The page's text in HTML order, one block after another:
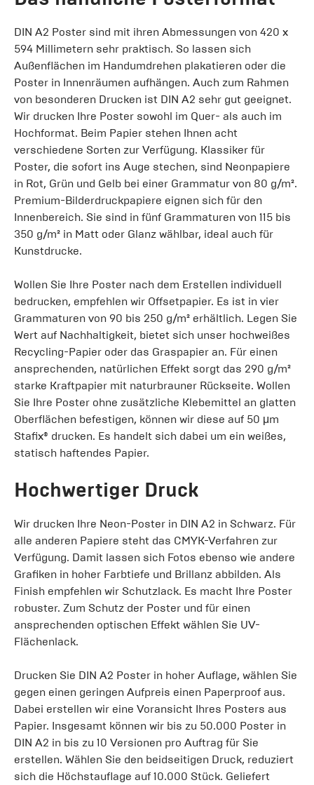
DIN A2 Poster sind mit ihren Abmessungen von 420 x
594 Millimetern sehr praktisch. So lassen sich
Außenflächen im Handumdrehen plakatieren oder die
Poster in Innenräumen aufhängen. Auch zum Rahmen
von besonderen Drucken ist DIN A2 sehr gut geeignet.
Wir drucken Ihre Poster sowohl im Quer- als auch im
Hochformat. Beim Papier stehen Ihnen acht
verschiedene Sorten zur Verfügung. Klassiker für
Poster, die sofort ins Auge stechen, sind Neonpapiere
in Rot, Grün und Gelb bei einer Grammatur von 80 g/m².
Premium-Bilderdruckpapiere eignen sich für den
Innenbereich. Sie sind in fünf Grammaturen von 115 bis
350 g/m² in Matt oder Glanz wählbar, ideal auch für
Kunstdrucke.
Wollen Sie Ihre Poster nach dem Erstellen individuell
bedrucken, empfehlen wir Offsetpapier. Es ist in vier
Grammaturen von 90 bis 250 g/m² erhältlich. Legen Sie
Wert auf Nachhaltigkeit, bietet sich unser hochweißes
Recycling-Papier oder das Graspapier an. Für einen
ansprechenden, natürlichen Effekt sorgt das 290 g/m²
starke Kraftpapier mit naturbrauner Rückseite. Wollen
Sie Ihre Poster ohne zusätzliche Klebemittel an glatten
Oberflächen befestigen, können wir diese auf 50 μm
Stafix® drucken. Es handelt sich dabei um ein weißes,
statisch haftendes Papier.
Hochwertiger Druck
Wir drucken Ihre Neon-Poster in DIN A2 in Schwarz. Für
alle anderen Papiere steht das CMYK-Verfahren zur
Verfügung. Damit lassen sich Fotos ebenso wie andere
Grafiken in hoher Farbtiefe und Brillanz abbilden. Als
Finish empfehlen wir Schutzlack. Es macht Ihre Poster
robuster. Zum Schutz der Poster und für einen
ansprechenden optischen Effekt wählen Sie UV-
Flächenlack.
Drucken Sie DIN A2 Poster in hoher Auflage, wählen Sie
gegen einen geringen Aufpreis einen Paperproof aus.
Dabei erstellen wir eine Voransicht Ihres Posters aus
Papier. Insgesamt können wir bis zu 50.000 Poster in
DIN A2 in bis zu 10 Versionen pro Auftrag für Sie
erstellen. Wählen Sie den beidseitigen Druck, reduziert
sich die Höchstauflage auf 10.000 Stück. Geliefert